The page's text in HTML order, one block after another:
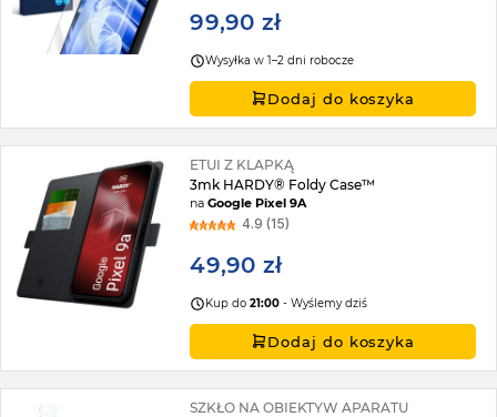
99,90 zł
Wysyłka w 1–2 dni robocze
Dodaj do koszyka
ETUI Z KLAPKĄ
3mk HARDY® Foldy Case™
naGoogle Pixel 9A
4.9 (15)
49,90 zł
Kup do21:00 - Wyślemy dziś
Dodaj do koszyka
SZKŁO NA OBIEKTYW APARATU